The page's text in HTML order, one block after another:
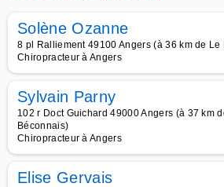
Solène Ozanne
8 pl Ralliement 49100 Angers (à 36 km de
Chiropracteur à Angers
Sylvain Parny
102 r Doct Guichard 49000 Angers (à 37 km
Béconnais)
Chiropracteur à Angers
Elise Gervais